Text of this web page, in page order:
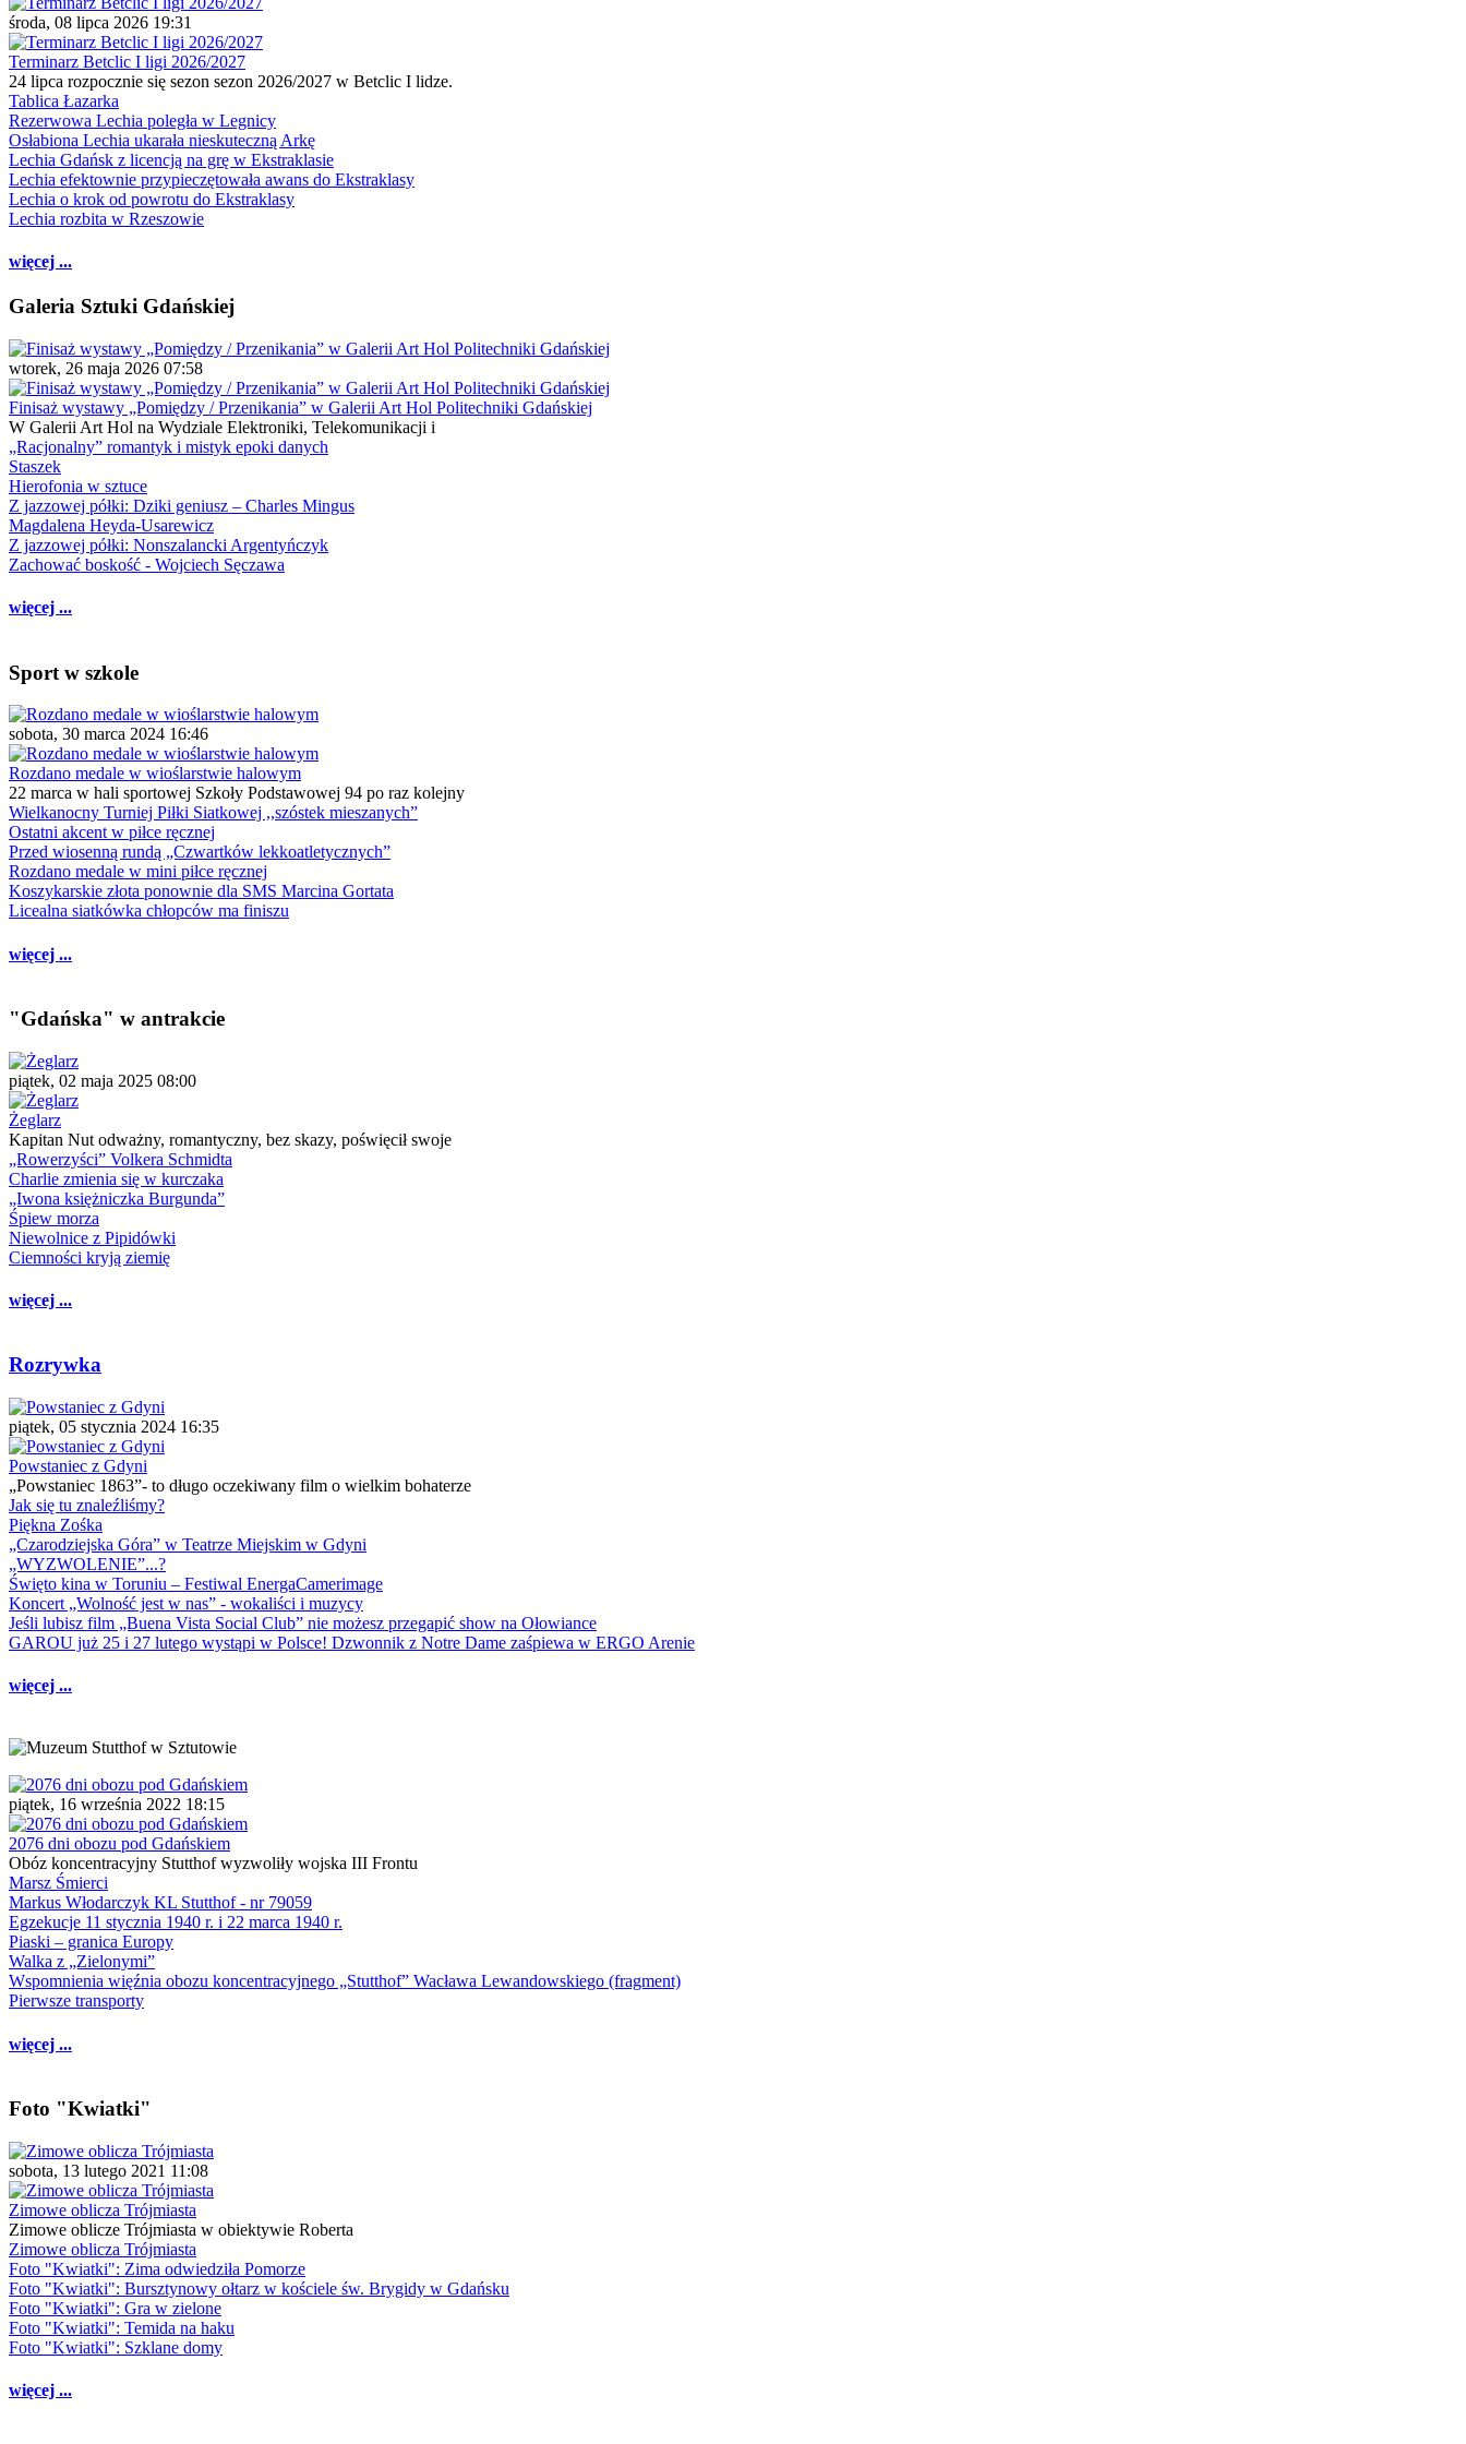
środa, 08 lipca 2026 19:31
Terminarz Betclic I ligi 2026/2027
24 lipca rozpocznie się sezon sezon 2026/2027 w Betclic I lidze.
Tablica Łazarka
Rezerwowa Lechia poległa w Legnicy
Osłabiona Lechia ukarała nieskuteczną Arkę
Lechia Gdańsk z licencją na grę w Ekstraklasie
Lechia efektownie przypieczętowała awans do Ekstraklasy
Lechia o krok od powrotu do Ekstraklasy
Lechia rozbita w Rzeszowie
więcej ...
Galeria Sztuki Gdańskiej
wtorek, 26 maja 2026 07:58
Finisaż wystawy „Pomiędzy / Przenikania” w Galerii Art Hol Politechniki Gdańskiej
W Galerii Art Hol na Wydziale Elektroniki, Telekomunikacji i
„Racjonalny” romantyk i mistyk epoki danych
Staszek
Hierofonia w sztuce
Z jazzowej półki: Dziki geniusz – Charles Mingus
Magdalena Heyda-Usarewicz
Z jazzowej półki: Nonszalancki Argentyńczyk
Zachować boskość - Wojciech Sęczawa
więcej ...
Sport w szkole
sobota, 30 marca 2024 16:46
Rozdano medale w wioślarstwie halowym
22 marca w hali sportowej Szkoły Podstawowej 94 po raz kolejny
Wielkanocny Turniej Piłki Siatkowej ,,szóstek mieszanych”
Ostatni akcent w piłce ręcznej
Przed wiosenną rundą „Czwartków lekkoatletycznych”
Rozdano medale w mini piłce ręcznej
Koszykarskie złota ponownie dla SMS Marcina Gortata
Licealna siatkówka chłopców ma finiszu
więcej ...
"Gdańska" w antrakcie
piątek, 02 maja 2025 08:00
Żeglarz
Kapitan Nut odważny, romantyczny, bez skazy, poświęcił swoje
„Rowerzyści” Volkera Schmidta
Charlie zmienia się w kurczaka
„Iwona księżniczka Burgunda”
Śpiew morza
Niewolnice z Pipidówki
Ciemności kryją ziemię
więcej ...
Rozrywka
piątek, 05 stycznia 2024 16:35
Powstaniec z Gdyni
„Powstaniec 1863”- to długo oczekiwany film o wielkim bohaterze
Jak się tu znaleźliśmy?
Piękna Zośka
„Czarodziejska Góra” w Teatrze Miejskim w Gdyni
„WYZWOLENIE”...?
Święto kina w Toruniu – Festiwal EnergaCamerimage
Koncert „Wolność jest w nas” - wokaliści i muzycy
Jeśli lubisz film „Buena Vista Social Club” nie możesz przegapić show na Ołowiance
GAROU już 25 i 27 lutego wystąpi w Polsce! Dzwonnik z Notre Dame zaśpiewa w ERGO Arenie
więcej ...
piątek, 16 września 2022 18:15
2076 dni obozu pod Gdańskiem
Obóz koncentracyjny Stutthof wyzwoliły wojska III Frontu
Marsz Śmierci
Markus Włodarczyk KL Stutthof - nr 79059
Egzekucje 11 stycznia 1940 r. i 22 marca 1940 r.
Piaski – granica Europy
Walka z „Zielonymi”
Wspomnienia więźnia obozu koncentracyjnego „Stutthof” Wacława Lewandowskiego (fragment)
Pierwsze transporty
więcej ...
Foto "Kwiatki"
sobota, 13 lutego 2021 11:08
Zimowe oblicza Trójmiasta
Zimowe oblicze Trójmiasta w obiektywie Roberta
Zimowe oblicza Trójmiasta
Foto "Kwiatki": Zima odwiedziła Pomorze
Foto "Kwiatki": Bursztynowy ołtarz w kościele św. Brygidy w Gdańsku
Foto "Kwiatki": Gra w zielone
Foto "Kwiatki": Temida na haku
Foto "Kwiatki": Szklane domy
więcej ...